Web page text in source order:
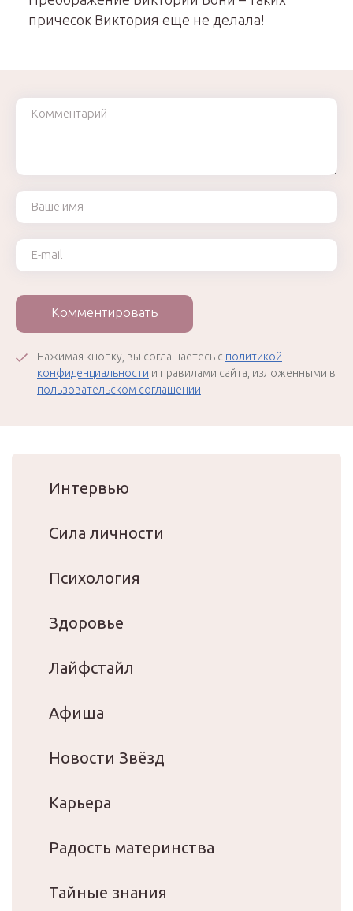
причесок Виктория еще не делала!
Комментарий
Ваше имя
Ваш e-mail
Комментировать
Нажимая кнопку, вы соглашаетесь с политикой
конфиденциальности и правилами сайта, изложенными в
пользовательском соглашении
Интервью
Сила личности
Психология
Здоровье
Лайфстайл
Афиша
Новости Звёзд
Карьера
Радость материнства
Тайные знания